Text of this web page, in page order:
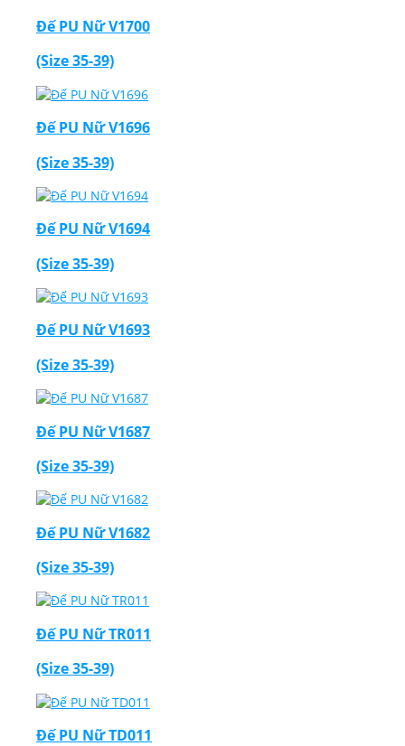
Đế PU Nữ V1700
(Size 35-39)
Đế PU Nữ V1696
(Size 35-39)
Đế PU Nữ V1694
(Size 35-39)
Đế PU Nữ V1693
(Size 35-39)
Đế PU Nữ V1687
(Size 35-39)
Đế PU Nữ V1682
(Size 35-39)
Đế PU Nữ TR011
(Size 35-39)
Đế PU Nữ TD011